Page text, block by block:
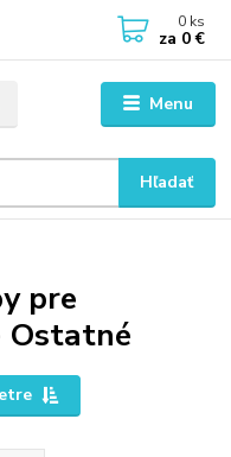
Menu
Hľadať
0 ks
za 0 €
pre
Ostatné